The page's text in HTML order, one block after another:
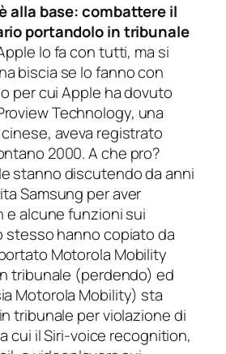
alla base: combattere il
portandolo in tribunale
lo fa con tutti, ma si
biscia se lo fanno con
per cui Apple ha dovuto
Technology, una
aveva registrato
2000. A che pro?
stanno discutendo da anni
Samsung per aver
e alcune funzioni sui
stesso hanno copiato da
Motorola Mobility
tribunale (perdendo) ed
Motorola Mobility) sta
tribunale per violazione di
cui il Siri-voice recognition,